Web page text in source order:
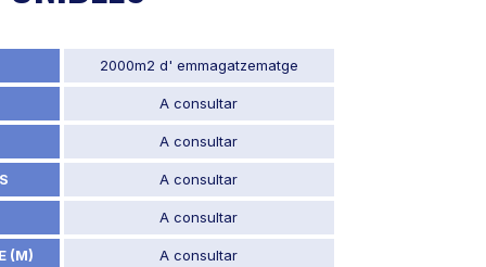
2000m2 d' emmagatzematge
A consultar
A consultar
A consultar
A consultar
(M) A consultar